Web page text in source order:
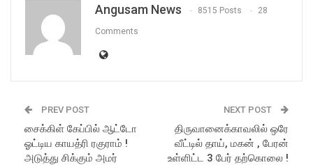
Angusam News 8515 Posts 28
Comments
PREV POST
சைக்கிள் கேப்பில் ஆட்டோ
ஓட்டிய காயத்ரி ரகுராம் !
அடுத்து சிக்கும் அமர்
NEXT POST
திருவானைக்காவலில் ஒரே
வீட்டில் தாய், மகன் , பேரன்
உள்ளிட்ட 3 பேர் தற்கொலை !